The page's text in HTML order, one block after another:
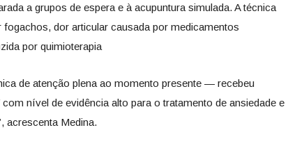
a grupos de espera e à acupuntura simulada. A técnica
dor articular causada por medicamentos
por quimioterapia
de atenção plena ao momento presente — recebeu
nível de evidência alto para o tratamento de ansiedade e
acrescenta Medina.